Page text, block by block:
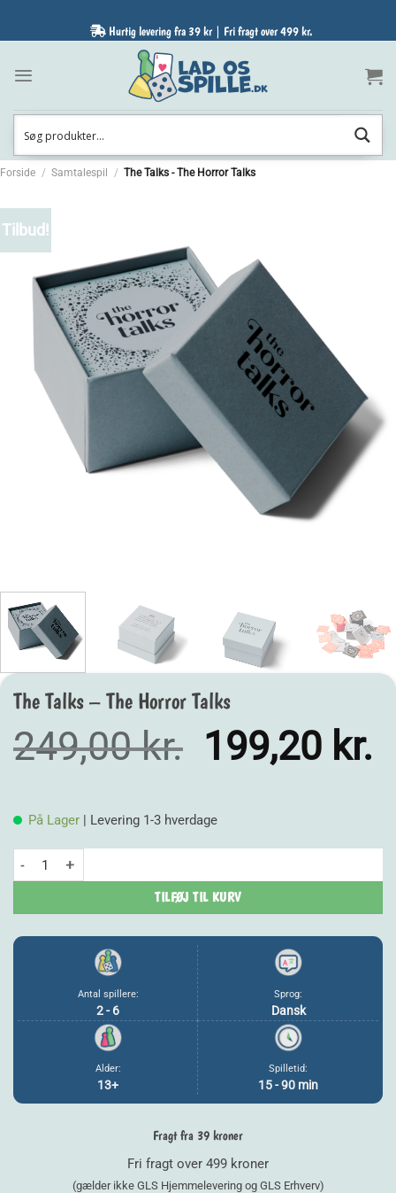
Hurtig levering fra 39 kr | Fri fragt over 499 kr.
Forside / Samtalespil / The Talks - The Horror Talks
Tilbud!
The Talks – The Horror Talks
249,00kr. Den
oprindelige
pris
var:
249,00 kr..
199,20 kr.
På Lager | Levering 1-3 hverdage
TILFØJ TIL KURV
Antal spillere:
2 - 6
Sprog:
Dansk
Alder:
13+
Spilletid:
15 - 90 min
Fragt fra 39 kroner
Fri fragt over 499 kroner
(gælder ikke GLS Hjemmelevering og GLS Erhverv)